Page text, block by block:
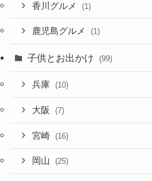
香川グルメ (1)
鹿児島グルメ (1)
子供とお出かけ (99)
兵庫 (10)
大阪 (7)
宮崎 (16)
岡山 (25)